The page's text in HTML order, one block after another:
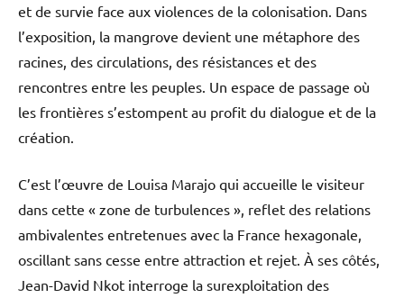
et de survie face aux violences de la colonisation. Dans
l’exposition, la mangrove devient une métaphore des
racines, des circulations, des résistances et des
rencontres entre les peuples. Un espace de passage où
les frontières s’estompent au profit du dialogue et de la
création.
C’est l’œuvre de Louisa Marajo qui accueille le visiteur
dans cette « zone de turbulences », reflet des relations
ambivalentes entretenues avec la France hexagonale,
oscillant sans cesse entre attraction et rejet. À ses côtés,
Jean-David Nkot interroge la surexploitation des